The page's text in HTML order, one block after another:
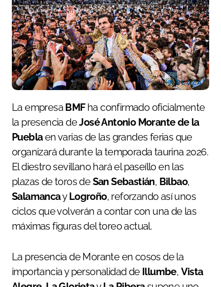
La empresa BMFha confirmado oficialmente
la presencia deJosé Antonio Morante de la
Pueblaen varias de las grandes ferias que
organizará durante la temporada taurina 2026.
El diestro sevillano hará el paseíllo en las
plazas de toros deSan Sebastián, Bilbao,
SalamancayLogroño, reforzando así unos
ciclos que volverán a contar con una de las
máximas figuras del toreo actual.
La presencia de Morante en cosos de la
importancia y personalidad de Illumbe, Vista